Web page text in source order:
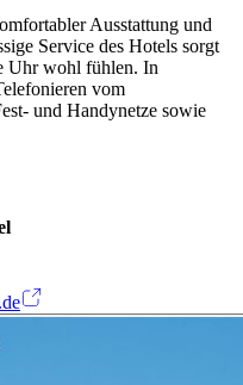
Ausstattung und
Service des Hotels sorgt
Uhr wohl fühlen. In
vom
und Handynetze sowie